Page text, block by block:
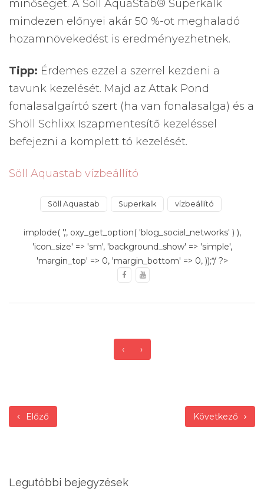
minőséget. A Söll AquaStab® Superkalk
mindezen előnyei akár 50 %-ot meghaladó
hozamnövekedést is eredményezhetnek.
Tipp: Érdemes ezzel a szerrel kezdeni a
tavunk kezelését. Majd az Attak Pond
fonalasalgaírtó szert (ha van fonalasalga) és a
Shöll Schlixx Iszapmentesítő kezeléssel
befejezni a komplett tó kezelését.
Söll Aquastab vízbeállító
Söll Aquastab Superkalk vízbeállító
implode( ',', oxy_get_option( 'blog_social_networks' ) ),
'icon_size' => 'sm', 'background_show' => 'simple',
'margin_top' => 0, 'margin_bottom' => 0, ));*/ ?>
‹ ›
Előző Következő
Legutóbbi bejegyzések